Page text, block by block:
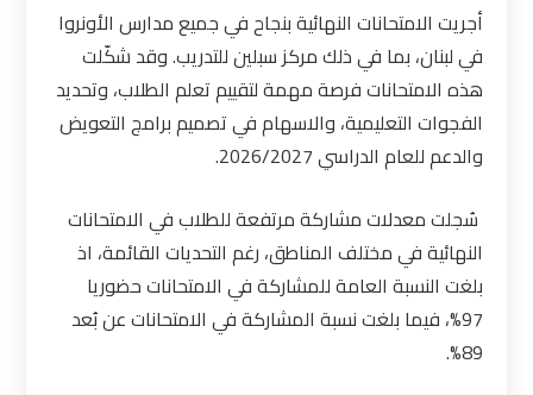
أجريت الامتحانات النهائية بنجاح في جميع مدارس الأونروا
في لبنان، بما في ذلك مركز سبلين للتدريب. وقد شكّلت
هذه الامتحانات فرصة مهمة لتقييم تعلم الطلاب، وتحديد
الفجوات التعليمية، والاسهام في تصميم برامج التعويض
والدعم للعام الدراسي 2026/2027.
سُجلت معدلات مشاركة مرتفعة للطلاب في الامتحانات
النهائية في مختلف المناطق، رغم التحديات القائمة، اذ
بلغت النسبة العامة للمشاركة في الامتحانات حضوريا
97%، فيما بلغت نسبة المشاركة في الامتحانات عن بُعد
89%.